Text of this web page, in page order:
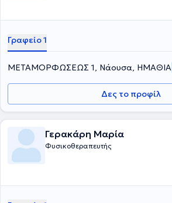
Γραφείο 1
ΜΕΤΑΜΟΡΦΩΣΕΩΣ 1, Νάουσα, ΗΜΑΘΙΑ
Δες το προφίλ
Γερακάρη Μαρία
Φυσικοθεραπευτής